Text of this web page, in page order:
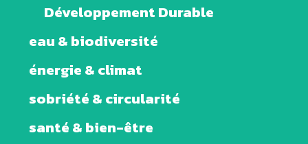
Développement Durable
eau & biodiversité
énergie & climat
sobriété & circularité
santé & bien-être